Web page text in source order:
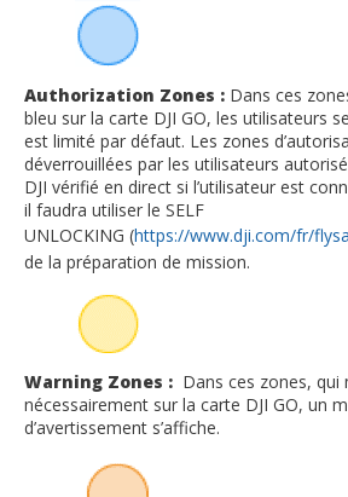
Authorization Zones : Dans ces
bleu sur la carte DJI GO, les utilisateurs
est limité par défaut. Les zones
déverrouillées par les utilisateurs
DJI vérifié en direct si l’utilisateur est
il faudra utiliser le SELF
UNLOCKING (https://www.dji.com/fr/
de la préparation de mission.
Warning Zones : Dans ces zones, qui
nécessairement sur la carte DJI GO, un
d’avertissement s’affiche.